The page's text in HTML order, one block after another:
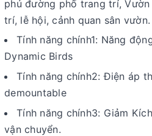
phủ đường phố trang trí,
trí, lễ hội, cảnh quan sân vườn.
Tính năng chính1: Năng
Dynamic Birds
Tính năng chính2: Điện áp
demountable
Tính năng chính3: Giảm
vận chuyển.